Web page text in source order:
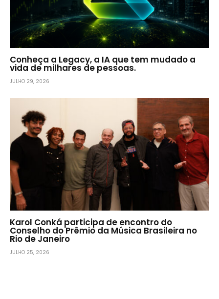
Conheça a Legacy, a IA que tem mudado a
vida de milhares de pessoas.
JULHO 29, 2026
Karol Conká participa de encontro do
Conselho do Prêmio da Música Brasileira no
Rio de Janeiro
JULHO 25, 2026